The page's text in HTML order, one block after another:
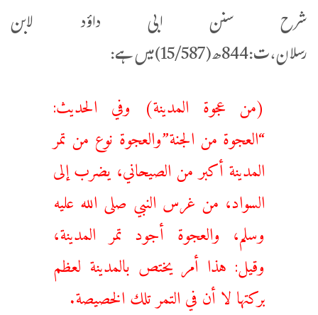
شرح سنن ابی داؤد لابن
رسلان،ت:844ھ(15/587)میں ہے:
(من عجوة المدينة) وفي الحديث:
“العجوة من الجنة”والعجوة نوع من تمر
المدينة أكبر من الصيحاني، يضرب إلى
السواد، من غرس النبي صلى الله عليه
وسلم، والعجوة أجود تمر المدينة،
وقيل: هذا أمر يختص بالمدينة لعظم
بركتها لا أن في التمر تلك الخصيصة.